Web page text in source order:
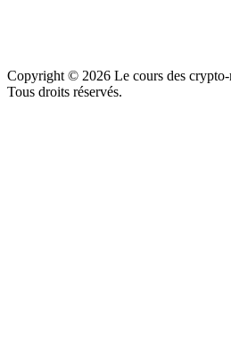
Copyright © 2026 Le cours des
Tous droits réservés.